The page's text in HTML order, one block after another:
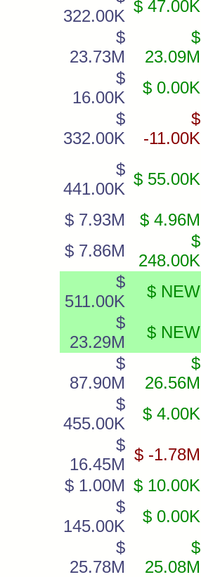
322.00K
$ 47.00K
$
23.73M
$
23.09M
$
16.00K
$ 0.00K
$
332.00K
$
-11.00K
$
441.00K
$ 55.00K
$ 7.93M $ 4.96M
$ 7.86M
$
248.00K
$
511.00K
$ NEW
$
23.29M
$ NEW
$
87.90M
$
26.56M
$
455.00K
$ 4.00K
$
16.45M
$ -1.78M
$ 1.00M $ 10.00K
$
145.00K
$ 0.00K
$
25.78M
$
25.08M